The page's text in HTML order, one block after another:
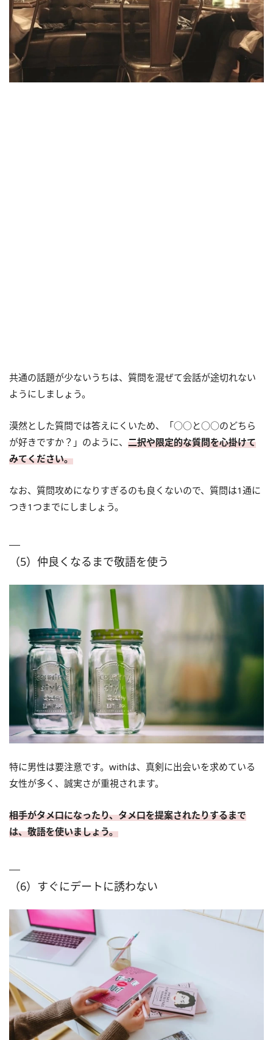
共通の話題が少ないうちは、質問を混ぜて会話が途切れない
ようにしましょう。
漠然とした質問では答えにくいため、「○○と○○のどちら
が好きですか？」のように、 二択や限定的な質問を心掛けて
みてください。
なお、質問攻めになりすぎるのも良くないので、質問は1通に
つき1つまでにしましょう。
（5）仲良くなるまで敬語を使う
特に男性は要注意です。withは、真剣に出会いを求めている
女性が多く、誠実さが重視されます。
相手がタメ口になったり、タメ口を提案されたりするまで
は、敬語を使いましょう。
（6）すぐにデートに誘わない